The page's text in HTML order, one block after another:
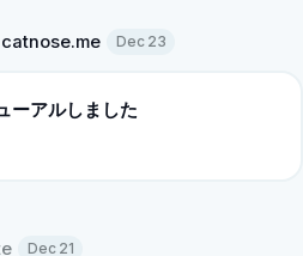
catnose.me Dec 23
ーアルしました
Dec 21